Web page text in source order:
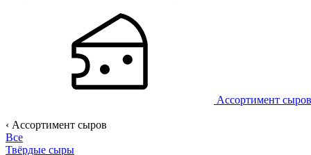
Ассортимент
‹ Ассортимент сыров
Все
Твёрдые сыры